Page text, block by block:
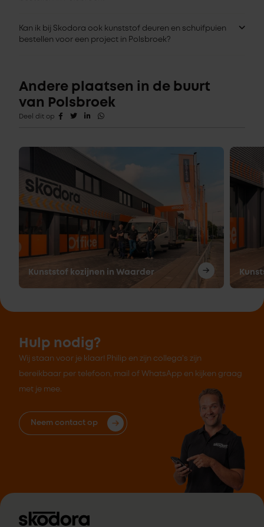
Kan ik bij Skodora ook kunststof deuren en schuifpuien
bestellen voor een project in Polsbroek?
Andere plaatsen in de buurt
van Polsbroek
Deel dit op
Kunststof kozijnen in Waarder
Hulp nodig?
Wij staan voor je klaar! Philip en zijn collega's zijn
bereikbaar per telefoon, mail of WhatsApp en kijken graag
met je mee.
Neem contact op